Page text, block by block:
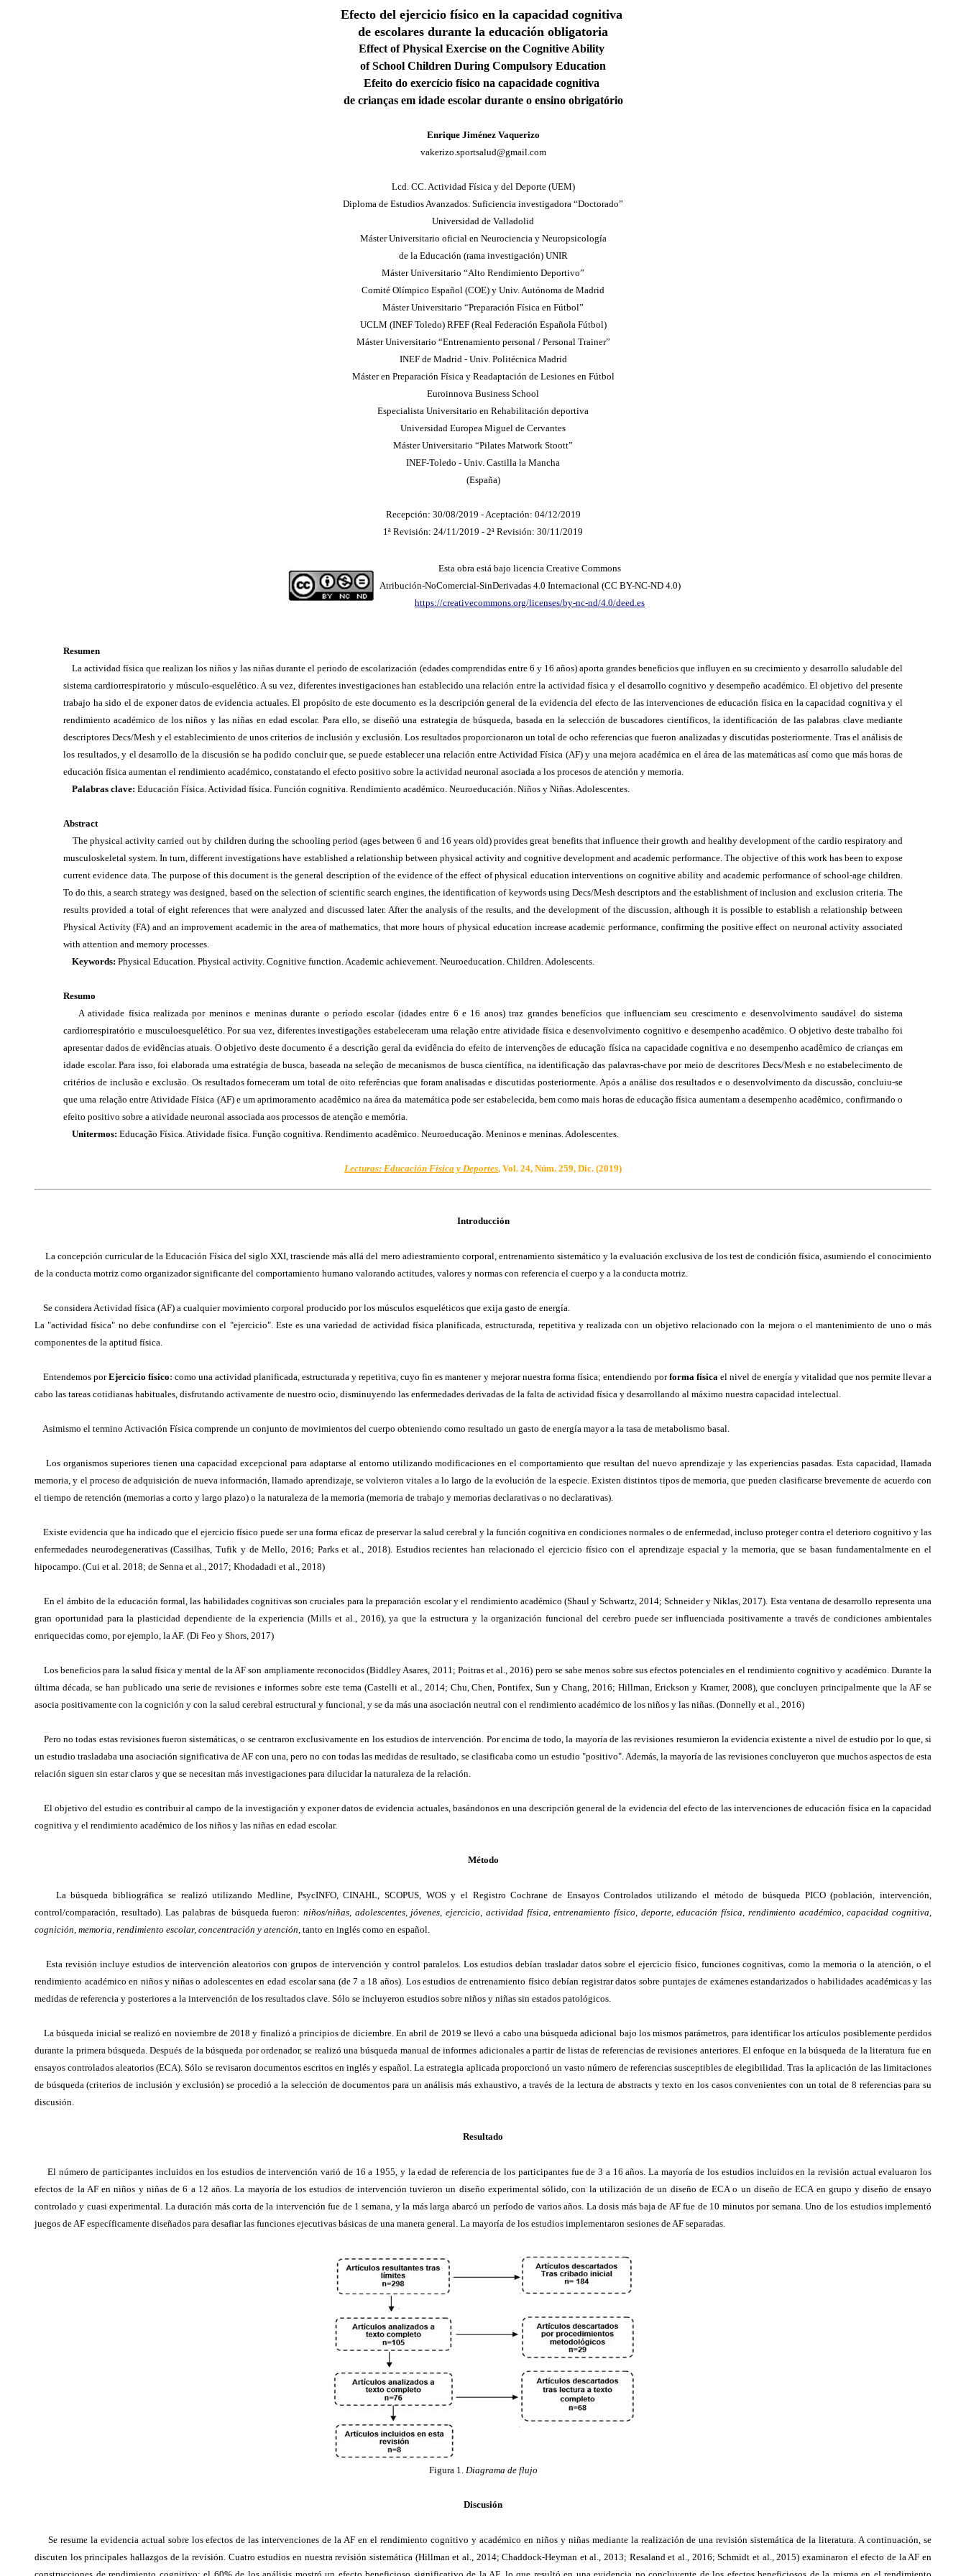
Efecto del ejercicio físico en la capacidad cognitiva
de escolares durante la educación obligatoria
Effect of Physical Exercise on the Cognitive Ability
of School Children During Compulsory Education
Efeito do exercício físico na capacidade cognitiva
de crianças em idade escolar durante o ensino obrigatório
Enrique Jiménez Vaquerizo
vakerizo.sportsalud@gmail.com
Lcd. CC. Actividad Física y del Deporte (UEM)
Diploma de Estudios Avanzados. Suficiencia investigadora “Doctorado”
Universidad de Valladolid
Máster Universitario oficial en Neurociencia y Neuropsicología
de la Educación (rama investigación) UNIR
Máster Universitario “Alto Rendimiento Deportivo”
Comité Olímpico Español (COE) y Univ. Autónoma de Madrid
Máster Universitario “Preparación Física en Fútbol”
UCLM (INEF Toledo) RFEF (Real Federación Española Fútbol)
Máster Universitario “Entrenamiento personal / Personal Trainer”
INEF de Madrid - Univ. Politécnica Madrid
Máster en Preparación Física y Readaptación de Lesiones en Fútbol
Euroinnova Business School
Especialista Universitario en Rehabilitación deportiva
Universidad Europea Miguel de Cervantes
Máster Universitario “Pilates Matwork Stoott”
INEF-Toledo - Univ. Castilla la Mancha
(España)
Recepción: 30/08/2019 - Aceptación: 04/12/2019
1ª Revisión: 24/11/2019 - 2ª Revisión: 30/11/2019
Esta obra está bajo licencia Creative Commons
Atribución-NoComercial-SinDerivadas 4.0 Internacional (CC BY-NC-ND 4.0)
https://creativecommons.org/licenses/by-nc-nd/4.0/deed.es
Resumen
La actividad física que realizan los niños y las niñas durante el periodo de escolarización (edades comprendidas entre 6 y 16 años) aporta grandes beneficios que influyen en su crecimiento y desarrollo saludable del
sistema cardiorrespiratorio y músculo-esquelético. A su vez, diferentes investigaciones han establecido una relación entre la actividad física y el desarrollo cognitivo y desempeño académico. El objetivo del presente
trabajo ha sido el de exponer datos de evidencia actuales. El propósito de este documento es la descripción general de la evidencia del efecto de las intervenciones de educación física en la capacidad cognitiva y el
rendimiento académico de los niños y las niñas en edad escolar. Para ello, se diseñó una estrategia de búsqueda, basada en la selección de buscadores científicos, la identificación de las palabras clave mediante
descriptores Decs/Mesh y el establecimiento de unos criterios de inclusión y exclusión. Los resultados proporcionaron un total de ocho referencias que fueron analizadas y discutidas posteriormente. Tras el análisis de
los resultados, y el desarrollo de la discusión se ha podido concluir que, se puede establecer una relación entre Actividad Física (AF) y una mejora académica en el área de las matemáticas así como que más horas de
educación física aumentan el rendimiento académico, constatando el efecto positivo sobre la actividad neuronal asociada a los procesos de atención y memoria.
Palabras clave: Educación Física. Actividad física. Función cognitiva. Rendimiento académico. Neuroeducación. Niños y Niñas. Adolescentes.
Abstract
The physical activity carried out by children during the schooling period (ages between 6 and 16 years old) provides great benefits that influence their growth and healthy development of the cardio respiratory and
musculoskeletal system. In turn, different investigations have established a relationship between physical activity and cognitive development and academic performance. The objective of this work has been to expose
current evidence data. The purpose of this document is the general description of the evidence of the effect of physical education interventions on cognitive ability and academic performance of school-age children.
To do this, a search strategy was designed, based on the selection of scientific search engines, the identification of keywords using Decs/Mesh descriptors and the establishment of inclusion and exclusion criteria. The
results provided a total of eight references that were analyzed and discussed later. After the analysis of the results, and the development of the discussion, although it is possible to establish a relationship between
Physical Activity (FA) and an improvement academic in the area of ​​mathematics, that more hours of physical education increase academic performance, confirming the positive effect on neuronal activity associated
with attention and memory processes.
Keywords: Physical Education. Physical activity. Cognitive function. Academic achievement. Neuroeducation. Children. Adolescents.
Resumo
A atividade física realizada por meninos e meninas durante o período escolar (idades entre 6 e 16 anos) traz grandes benefícios que influenciam seu crescimento e desenvolvimento saudável do sistema
cardiorrespiratório e musculoesquelético. Por sua vez, diferentes investigações estabeleceram uma relação entre atividade física e desenvolvimento cognitivo e desempenho acadêmico. O objetivo deste trabalho foi
apresentar dados de evidências atuais. O objetivo deste documento é a descrição geral da evidência do efeito de intervenções de educação física na capacidade cognitiva e no desempenho acadêmico de crianças em
idade escolar. Para isso, foi elaborada uma estratégia de busca, baseada na seleção de mecanismos de busca científica, na identificação das palavras-chave por meio de descritores Decs/Mesh e no estabelecimento de
critérios de inclusão e exclusão. Os resultados forneceram um total de oito referências que foram analisadas e discutidas posteriormente. Após a análise dos resultados e o desenvolvimento da discussão, concluiu-se
que uma relação entre Atividade Física (AF) e um aprimoramento acadêmico na área da matemática pode ser estabelecida, bem como mais horas de educação física aumentam a desempenho acadêmico, confirmando o
efeito positivo sobre a atividade neuronal associada aos processos de atenção e memória.
Unitermos: Educação Física. Atividade física. Função cognitiva. Rendimento acadêmico. Neuroeducação. Meninos e meninas. Adolescentes.
Lecturas: Educación Física y Deportes, Vol. 24, Núm. 259, Dic. (2019)
Introducción
La concepción curricular de la Educación Física del siglo XXI, trasciende más allá del mero adiestramiento corporal, entrenamiento sistemático y la evaluación exclusiva de los test de condición física, asumiendo el conocimiento
de la conducta motriz como organizador significante del comportamiento humano valorando actitudes, valores y normas con referencia el cuerpo y a la conducta motriz.
Se considera Actividad física (AF) a cualquier movimiento corporal producido por los músculos esqueléticos que exija gasto de energía.
La "actividad física" no debe confundirse con el "ejercicio". Este es una variedad de actividad física planificada, estructurada, repetitiva y realizada con un objetivo relacionado con la mejora o el mantenimiento de uno o más
componentes de la aptitud física.
Entendemos porEjercicio físico:como una actividad planificada, estructurada y repetitiva, cuyo fin es mantener y mejorar nuestra forma física; entendiendo porforma física el nivel de energía y vitalidad que nos permite llevar a
cabo las tareas cotidianas habituales, disfrutando activamente de nuestro ocio, disminuyendo las enfermedades derivadas de la falta de actividad física y desarrollando al máximo nuestra capacidad intelectual.
Asimismo el termino Activación Física comprende un conjunto de movimientos del cuerpo obteniendo como resultado un gasto de energía mayor a la tasa de metabolismo basal.
Los organismos superiores tienen una capacidad excepcional para adaptarse al entorno utilizando modificaciones en el comportamiento que resultan del nuevo aprendizaje y las experiencias pasadas. Esta capacidad, llamada
memoria, y el proceso de adquisición de nueva información, llamado aprendizaje, se volvieron vitales a lo largo de la evolución de la especie. Existen distintos tipos de memoria, que pueden clasificarse brevemente de acuerdo con
el tiempo de retención (memorias a corto y largo plazo) o la naturaleza de la memoria (memoria de trabajo y memorias declarativas o no declarativas).
Existe evidencia que ha indicado que el ejercicio físico puede ser una forma eficaz de preservar la salud cerebral y la función cognitiva en condiciones normales o de enfermedad, incluso proteger contra el deterioro cognitivo y las
enfermedades neurodegenerativas (Cassilhas, Tufik y de Mello, 2016; Parks et al., 2018). Estudios recientes han relacionado el ejercicio físico con el aprendizaje espacial y la memoria, que se basan fundamentalmente en el
hipocampo. (Cui et al. 2018; de Senna et al., 2017; Khodadadi et al., 2018)
En el ámbito de la educación formal, las habilidades cognitivas son cruciales para la preparación escolar y el rendimiento académico (Shaul y Schwartz, 2014; Schneider y Niklas, 2017). Esta ventana de desarrollo representa una
gran oportunidad para la plasticidad dependiente de la experiencia (Mills et al., 2016), ya que la estructura y la organización funcional del cerebro puede ser influenciada positivamente a través de condiciones ambientales
enriquecidas como, por ejemplo, la AF. (Di Feo y Shors, 2017)
Los beneficios para la salud física y mental de la AF son ampliamente reconocidos (Biddley Asares, 2011; Poitras et al., 2016) pero se sabe menos sobre sus efectos potenciales en el rendimiento cognitivo y académico. Durante la
última década, se han publicado una serie de revisiones e informes sobre este tema (Castelli et al., 2014; Chu, Chen, Pontifex, Sun y Chang, 2016; Hillman, Erickson y Kramer, 2008), que concluyen principalmente que la AF se
asocia positivamente con la cognición y con la salud cerebral estructural y funcional, y se da más una asociación neutral con el rendimiento académico de los niños y las niñas. (Donnelly et al., 2016)
Pero no todas estas revisiones fueron sistemáticas, o se centraron exclusivamente en los estudios de intervención. Por encima de todo, la mayoría de las revisiones resumieron la evidencia existente a nivel de estudio por lo que, si
un estudio trasladaba una asociación significativa de AF con una, pero no con todas las medidas de resultado, se clasificaba como un estudio "positivo". Además, la mayoría de las revisiones concluyeron que muchos aspectos de esta
relación siguen sin estar claros y que se necesitan más investigaciones para dilucidar la naturaleza de la relación.
El objetivo del estudio es contribuir al campo de la investigación y exponer datos de evidencia actuales, basándonos en una descripción general de la evidencia del efecto de las intervenciones de educación física en la capacidad
cognitiva y el rendimiento académico de los niños y las niñas en edad escolar.
Método
La búsqueda bibliográfica se realizó utilizando Medline, PsycINFO, CINAHL, SCOPUS, WOS y el Registro Cochrane de Ensayos Controlados utilizando el método de búsqueda PICO (población, intervención,
control/comparación, resultado). Las palabras de búsqueda fueron: niños/niñas, adolescentes, jóvenes, ejercicio, actividad física, entrenamiento físico, deporte, educación física, rendimiento académico, capacidad cognitiva,
cognición, memoria, rendimiento escolar, concentración y atención , tanto en inglés como en español.
Esta revisión incluye estudios de intervención aleatorios con grupos de intervención y control paralelos. Los estudios debían trasladar datos sobre el ejercicio físico, funciones cognitivas, como la memoria o la atención, o el
rendimiento académico en niños y niñas o adolescentes en edad escolar sana (de 7 a 18 años). Los estudios de entrenamiento físico debían registrar datos sobre puntajes de exámenes estandarizados o habilidades académicas y las
medidas de referencia y posteriores a la intervención de los resultados clave. Sólo se incluyeron estudios sobre niños y niñas sin estados patológicos.
La búsqueda inicial se realizó en noviembre de 2018 y finalizó a principios de diciembre. En abril de 2019 se llevó a cabo una búsqueda adicional bajo los mismos parámetros, para identificar los artículos posiblemente perdidos
durante la primera búsqueda. Después de la búsqueda por ordenador, se realizó una búsqueda manual de informes adicionales a partir de listas de referencias de revisiones anteriores. El enfoque en la búsqueda de la literatura fue en
ensayos controlados aleatorios (ECA). Sólo se revisaron documentos escritos en inglés y español. La estrategia aplicada proporcionó un vasto número de referencias susceptibles de elegibilidad. Tras la aplicación de las limitaciones
de búsqueda (criterios de inclusión y exclusión) se procedió a la selección de documentos para un análisis más exhaustivo, a través de la lectura de abstracts y texto en los casos convenientes con un total de 8 referencias para su
discusión.
Resultado
El número de participantes incluidos en los estudios de intervención varió de 16 a 1955, y la edad de referencia de los participantes fue de 3 a 16 años. La mayoría de los estudios incluidos en la revisión actual evaluaron los
efectos de la AF en niños y niñas de 6 a 12 años. La mayoría de los estudios de intervención tuvieron un diseño experimental sólido, con la utilización de un diseño de ECA o un diseño de ECA en grupo y diseño de ensayo
controlado y cuasi experimental. La duración más corta de la intervención fue de 1 semana, y la más larga abarcó un período de varios años. La dosis más baja de AF fue de 10 minutos por semana. Uno de los estudios implementó
juegos de AF específicamente diseñados para desafiar las funciones ejecutivas básicas de una manera general. La mayoría de los estudios implementaron sesiones de AF separadas.
Figura 1. Diagrama de flujo
Discusión
Se resume la evidencia actual sobre los efectos de las intervenciones de la AF en el rendimiento cognitivo y académico en niños y niñas mediante la realización de una revisión sistemática de la literatura. A continuación, se
discuten los principales hallazgos de la revisión. Cuatro estudios en nuestra revisión sistemática (Hillman et al., 2014; Chaddock-Heyman et al., 2013; Resaland et al., 2016; Schmidt et al., 2015) examinaron el efecto de la AF en
construcciones de rendimiento cognitivo: el 60% de los análisis mostró un efecto beneficioso significativo de la AF, lo que resultó en una evidencia no concluyente de los efectos beneficiosos de la misma en el rendimiento